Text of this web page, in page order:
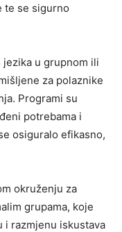
te se sigurno
u grupnom ili
za polaznike
Programi su
potrebama i
osiguralo efikasno,
okruženju za
grupama, koje
i razmjenu iskustava